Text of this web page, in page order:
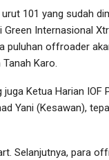
101 yang sudah
Internasional
puluhan offroader
Karo.
Ketua Harian IOF
Yani (Kesawan),
Selanjutnya, para